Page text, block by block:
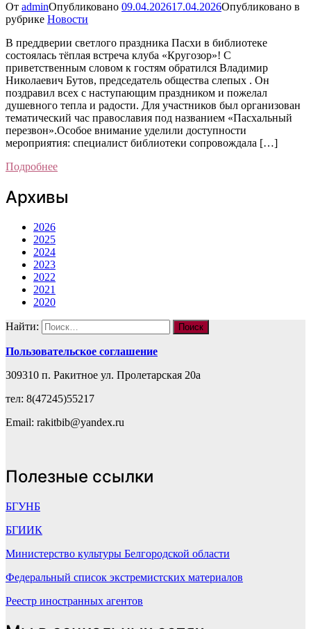
От adminОпубликовано 09.04.202617.04.2026Опубликовано в
рубрике Новости
В преддверии светлого праздника Пасхи в библиотеке
состоялась тёплая встреча клуба «Кругозор»! С
приветственным словом к гостям обратился Владимир
Николаевич Бутов, председатель общества слепых ️. Он
поздравил всех с наступающим праздником и пожелал
душевного тепла и радости. Для участников был организован
тематический час православия под названием «Пасхальный
перезвон».Особое внимание уделили доступности
мероприятия: специалист библиотеки сопровождала […]
Подробнее
Архивы
2026
2025
2024
2023
2022
2021
2020
Найти:
Пользовательское соглашение
309310 п. Ракитное ул. Пролетарская 20а
тел: 8(47245)55217
Email: rakitbib@yandex.ru
Полезные ссылки
БГУНБ
БГИИК
Министерство культуры Белгородской области
Федеральный список экстремистских материалов
Реестр иностранных агентов